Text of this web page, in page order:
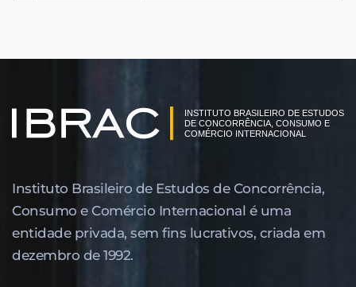
Instituto Brasileiro de Estudos de Concor­rência,
Consumo e Comércio Internacional é uma
entidade privada, sem fins lucrativos, criada em
dezembro de 1992.